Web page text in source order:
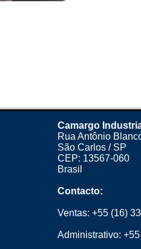
Camargo
Rua Antônio
São Carlos / SP
CEP: 13567-060
Brasil
Contacto:
Ventas: +55 (16)
Administrativo: